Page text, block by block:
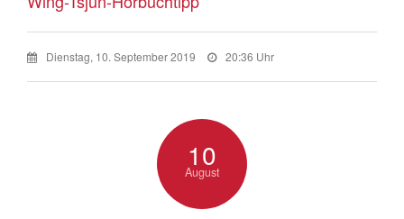
Dienstag, 10. September 2019 20:36 Uhr
10
August